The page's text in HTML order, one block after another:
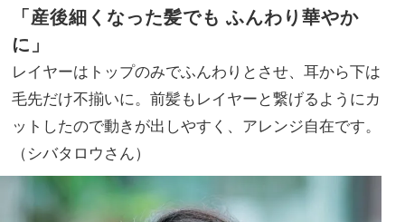
「産後細くなった髪でも ふんわり華やか
に 」
レイヤーはトップのみでふんわりとさせ、耳から下は
毛先だけ不揃いに。前髪もレイヤーと繋げるようにカ
ットしたので動きが出しやすく、アレンジ自在です。
（シバタロウさん）